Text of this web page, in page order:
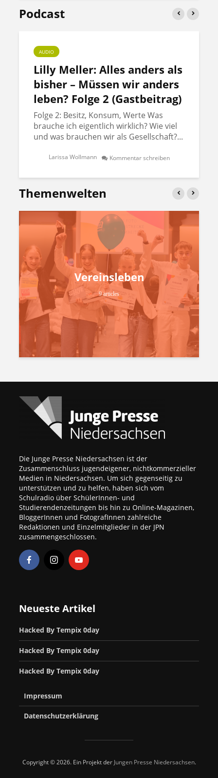
Podcast
AUDIO
Lilly Meller: Alles anders als
bisher – Müssen wir anders
leben? Folge 2 (Gastbeitrag)
Folge 2: Besitz, Konsum, Werte Was
brauche ich eigentlich wirklich? Wie viel
und was brauchen wir als Gesellschaft?...
Larissa Wollmann Kommentar schreiben
Themenwelten
Vereinsleben
9 articles
Die Junge Presse Niedersachsen ist der
Zusammenschluss jugendeigener, nichtkommerzieller
Medien in Niedersachsen. Um sich gegenseitig zu
unterstützen und zu helfen, haben sich vom
Schulradio über SchülerInnen- und
Studierendenzeitungen bis hin zu Online-Magazinen,
BloggerInnen und FotografInnen zahlreiche
Redaktionen und Einzelmitglieder in der JPN
zusammengeschlossen.
Neueste Artikel
Hacked By Tempix 0day
Hacked By Tempix 0day
Hacked By Tempix 0day
Impressum
Datenschutzerklärung
Copyright © 2026. Ein Projekt der Jungen Presse Niedersachsen.